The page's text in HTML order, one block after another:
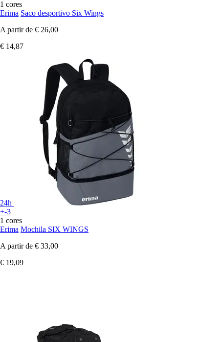
1 cores
Erima Saco desportivo Six Wings
A partir de € 26,00
€ 14,87
24h
+-3
1 cores
Erima Mochila SIX WINGS
A partir de € 33,00
€ 19,09